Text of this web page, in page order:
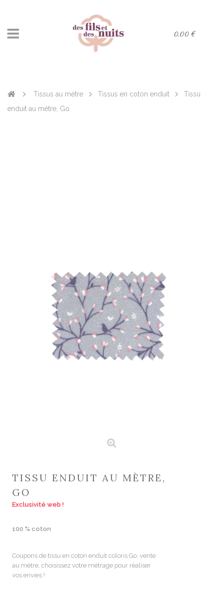
0.00 €
Tissus au mètre Tissus en coton enduit
Tissu
enduit au mètre, Go
TISSU ENDUIT AU MÈTRE,
GO
Exclusivité web !
100 % coton
Coupons de tissu en coton enduit coloris Go, vente
au mètre, choisissez votre métrage pour réaliser
vos envies !